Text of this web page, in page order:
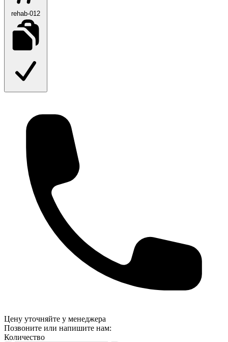
rehab-012
Цену уточняйте у менеджера
Позвоните или напишите нам:
Количество